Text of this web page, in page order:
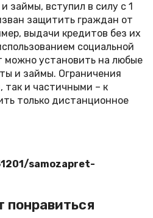
займы, вступил в силу с 1
защитить граждан от
выдачи кредитов без их
социальной
можно установить на любые
и займы. Ограничения
так и частичными – к
только дистанционное
samozapret-